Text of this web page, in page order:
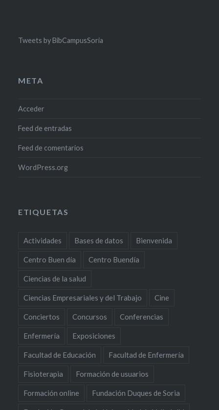
Tweets by BibCampusSoria
META
Acceder
Feed de entradas
Feed de comentarios
WordPress.org
ETIQUETAS
Actividades Bases de datos Bienvenida
Centro Buen día Centro Buendía
Ciencias de la salud
Ciencias Empresariales y del Trabajo Cine
Conciertos Concursos Conferencias
Enfermería Exposiciones
Facultad de Educación Facultad de Enfermería
Fisioterapia Formación de usuarios
Formación online Fundación Duques de Soria